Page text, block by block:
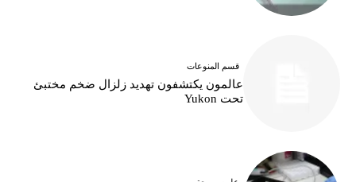
قسم المنوعات
عالمون يكتشفون تهديد زلزال ضخم مختبئ
تحت Yukon